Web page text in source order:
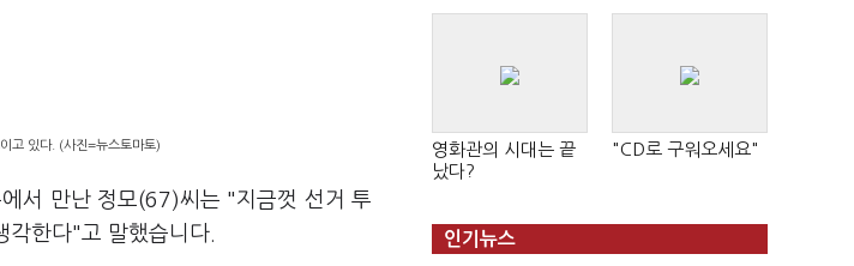
고 있다. (사진=뉴스토마토)
서 만난 정모(67)씨는 "지금껏 선거 투
한다"고 말했습니다.
영화관의 시대는 끝
났다?
"CD로 구워오세요"
인기뉴스